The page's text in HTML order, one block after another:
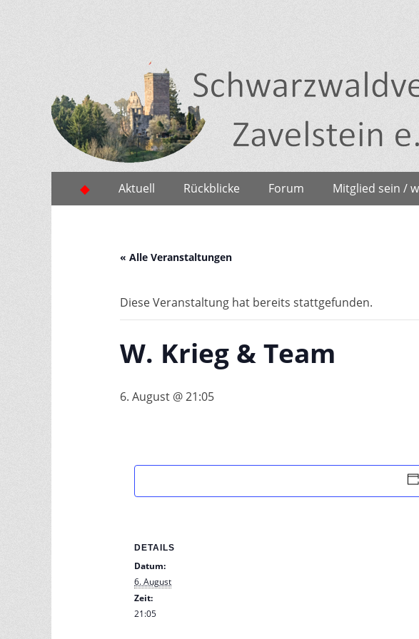
Erstes
Menü
Inhalt:
◆ Aktuell Rückblicke Forum Mitglied sein /
« Alle Veranstaltungen
Diese Veranstaltung hat bereits stattgefunden.
W. Krieg & Team
6. August @ 21:05
DETAILS
Datum:
6. August
Zeit:
21:05